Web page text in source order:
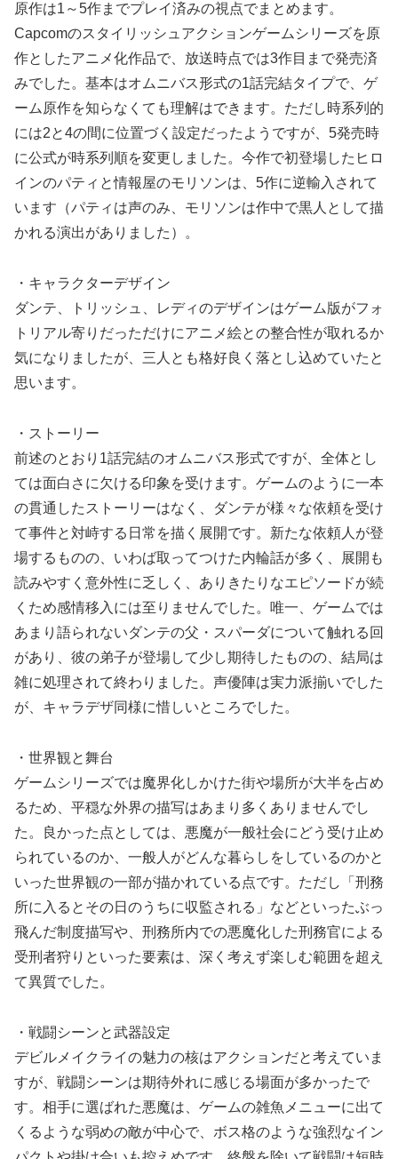
原作は1～5作までプレイ済みの視点でまとめます。
Capcomのスタイリッシュアクションゲームシリーズを原
作としたアニメ化作品で、放送時点では3作目まで発売済
みでした。基本はオムニバス形式の1話完結タイプで、ゲ
ーム原作を知らなくても理解はできます。ただし時系列的
には2と4の間に位置づく設定だったようですが、5発売時
に公式が時系列順を変更しました。今作で初登場したヒロ
インのパティと情報屋のモリソンは、5作に逆輸入されて
います（パティは声のみ、モリソンは作中で黒人として描
かれる演出がありました）。
・キャラクターデザイン
ダンテ、トリッシュ、レディのデザインはゲーム版がフォ
トリアル寄りだっただけにアニメ絵との整合性が取れるか
気になりましたが、三人とも格好良く落とし込めていたと
思います。
・ストーリー
前述のとおり1話完結のオムニバス形式ですが、全体とし
ては面白さに欠ける印象を受けます。ゲームのように一本
の貫通したストーリーはなく、ダンテが様々な依頼を受け
て事件と対峙する日常を描く展開です。新たな依頼人が登
場するものの、いわば取ってつけた内輪話が多く、展開も
読みやすく意外性に乏しく、ありきたりなエピソードが続
くため感情移入には至りませんでした。唯一、ゲームでは
あまり語られないダンテの父・スパーダについて触れる回
があり、彼の弟子が登場して少し期待したものの、結局は
雑に処理されて終わりました。声優陣は実力派揃いでした
が、キャラデザ同様に惜しいところでした。
・世界観と舞台
ゲームシリーズでは魔界化しかけた街や場所が大半を占め
るため、平穏な外界の描写はあまり多くありませんでし
た。良かった点としては、悪魔が一般社会にどう受け止め
られているのか、一般人がどんな暮らしをしているのかと
いった世界観の一部が描かれている点です。ただし「刑務
所に入るとその日のうちに収監される」などといったぶっ
飛んだ制度描写や、刑務所内での悪魔化した刑務官による
受刑者狩りといった要素は、深く考えず楽しむ範囲を超え
て異質でした。
・戦闘シーンと武器設定
デビルメイクライの魅力の核はアクションだと考えていま
すが、戦闘シーンは期待外れに感じる場面が多かったで
す。相手に選ばれた悪魔は、ゲームの雑魚メニューに出て
くるような弱めの敵が中心で、ボス格のような強烈なイン